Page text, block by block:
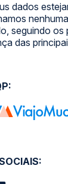
dados
seguindo os
das